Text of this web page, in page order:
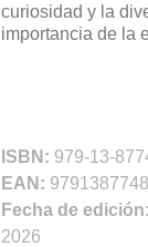
curiosidad y la
importancia de la
ISBN: 979-13-
EAN:
Fecha de edición:
2026